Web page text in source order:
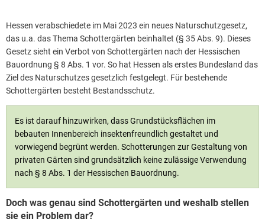
Hessen verabschiedete im Mai 2023 ein neues Naturschutzgesetz,
das u.a. das Thema Schottergärten beinhaltet (§ 35 Abs. 9). Dieses
Gesetz sieht ein Verbot von Schottergärten nach der Hessischen
Bauordnung § 8 Abs. 1 vor. So hat Hessen als erstes Bundesland das
Ziel des Naturschutzes gesetzlich festgelegt. Für bestehende
Schottergärten besteht Bestandsschutz.
Es ist darauf hinzuwirken, dass Grundstücksflächen im
bebauten Innenbereich insektenfreundlich gestaltet und
vorwiegend begrünt werden. Schotterungen zur Gestaltung von
privaten Gärten sind grundsätzlich keine zulässige Verwendung
nach § 8 Abs. 1 der Hessischen Bauordnung.
Doch was genau sind Schottergärten und weshalb stellen
sie ein Problem dar?